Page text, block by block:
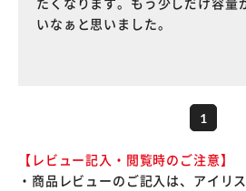
いなぁと思いました。
1
【レビュー記入・閲覧時のご注意】
・商品レビューのご記入は、アイリ